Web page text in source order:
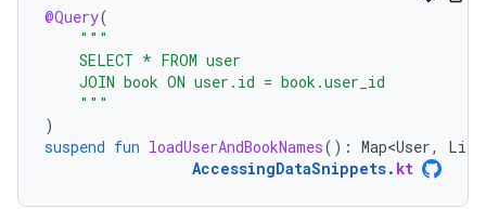
@Query(
"""
    SELECT * FROM user
    JOIN book ON user.id = book.user_id
    """
)
suspend fun loadUserAndBookNames(): Map<User,
AccessingDataSnippets. kt